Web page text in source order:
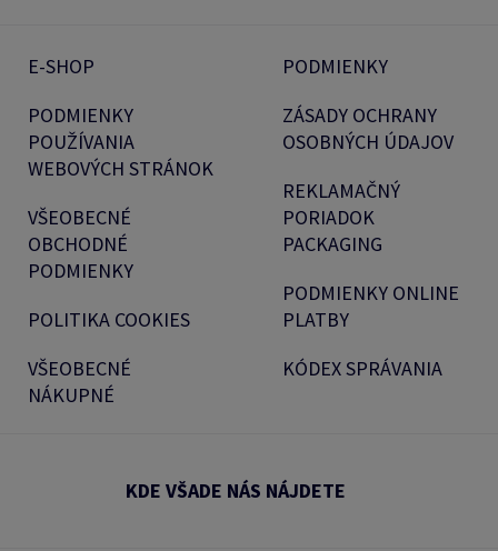
E-SHOP
PODMIENKY
POUŽÍVANIA
WEBOVÝCH STRÁNOK
VŠEOBECNÉ
OBCHODNÉ
PODMIENKY
POLITIKA COOKIES
VŠEOBECNÉ
NÁKUPNÉ
PODMIENKY
ZÁSADY OCHRANY
OSOBNÝCH ÚDAJOV
REKLAMAČNÝ
PORIADOK
PACKAGING
PODMIENKY ONLINE
PLATBY
KÓDEX SPRÁVANIA
KDE VŠADE NÁS NÁJDETE